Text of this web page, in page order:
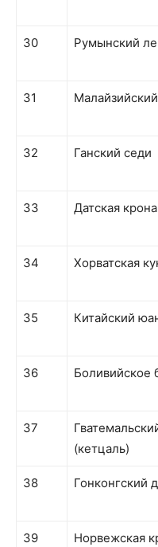
30 Румынский
31
32 Ганский седи
33 Датская крона
34 Хорватская
35 Китайский
36 Боливийское
37
(кетцаль)
38 Гонконгский
39 Норвежская